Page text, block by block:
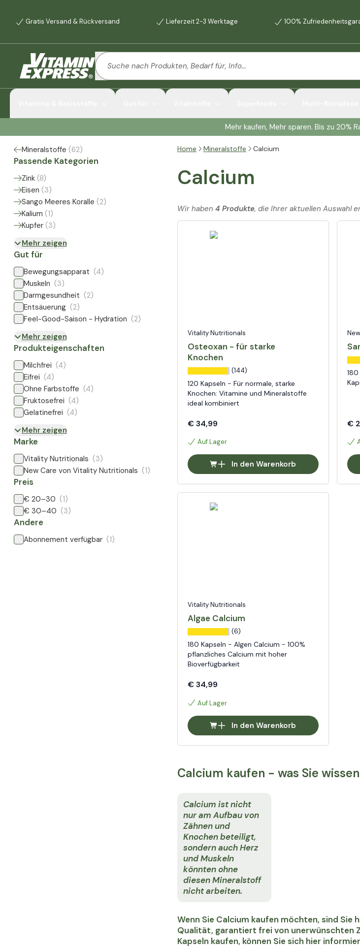
Gratis Versand & Rückversand Lieferzeit 2-3 Werktage 100%
Mehr kaufen, Mehr sparen. Bis zu 20%
Mineralstoffe (62)
Passende Kategorien
Zink (8)
Eisen (3)
Sango Meeres Koralle (2)
Kalium (1)
Kupfer (3)
Mehr zeigen
Gut für
Bewegungsapparat (4)
Muskeln (3)
Darmgesundheit (2)
Entsäuerung (2)
Feel-Good-Saison - Hydration (2)
Mehr zeigen
Produkteigenschaften
Milchfrei (4)
Eifrei (4)
Ohne Farbstoffe (4)
Fruktosefrei (4)
Gelatinefrei (4)
Mehr zeigen
Marke
Vitality Nutritionals (3)
New Care von Vitality Nutritionals (1)
Preis
€ 20–30 (1)
€ 30–40 (3)
Andere
Abonnement verfügbar (1)
Home Mineralstoffe Calcium
Calcium
Wir haben 4 Produkte, die Ihrer aktuellen Auswahl
Vitality Nutritionals
Osteoxan - für starke
Knochen
(144)
120 Kapseln - Für normale, starke
Knochen: Vitamine und Mineralstoffe
ideal kombiniert
€ 34,99
Auf Lager
In den Warenkorb
€
Vitality Nutritionals
Algae Calcium
(6)
180 Kapseln - Algen Calcium - 100%
pflanzliches Calcium mit hoher
Bioverfügbarkeit
€ 34,99
Auf Lager
In den Warenkorb
Calcium kaufen - was Sie
Calcium ist nicht
nur am Aufbau von
Zähnen und
Knochen beteiligt,
sondern auch Herz
und Muskeln
könnten ohne
diesen Mineralstoff
nicht arbeiten.
Wenn Sie Calcium kaufen möchten, sind Sie
Qualität, garantiert frei von unerwünschten
Kapseln kaufen, können Sie sich hier